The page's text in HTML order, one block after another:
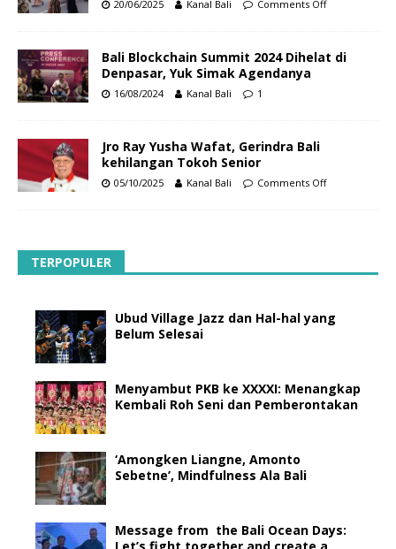
20/06/2025 Kanal Bali Comments Off
Bali Blockchain Summit 2024 Dihelat di
Denpasar, Yuk Simak Agendanya
16/08/2024 Kanal Bali 1
Jro Ray Yusha Wafat, Gerindra Bali
kehilangan Tokoh Senior
05/10/2025 Kanal Bali Comments Off
TERPOPULER
Ubud Village Jazz dan Hal-hal yang
Belum Selesai
Menyambut PKB ke XXXXI: Menangkap
Kembali Roh Seni dan Pemberontakan
‘Amongken Liangne, Amonto
Sebetne’, Mindfulness Ala Bali
Message from the Bali Ocean Days: